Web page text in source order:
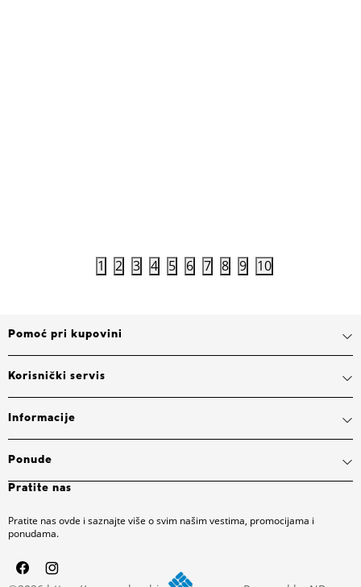
1 2 3 4 5 6 7 8 9 10
Pomoć pri kupovini
Korisnički servis
Informacije
Ponude
Pratite nas
Pratite nas ovde i saznajte više o svim našim vestima, promocijama i
ponudama.